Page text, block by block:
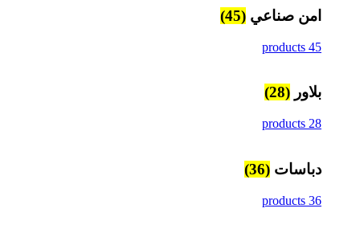
امن صناعي (45)
45 products
بلاور (28)
28 products
دباسات (36)
36 products